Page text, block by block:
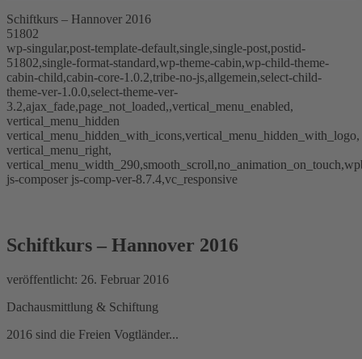
Schiftkurs – Hannover 2016
51802
wp-singular,post-template-default,single,single-post,postid-
51802,single-format-standard,wp-theme-cabin,wp-child-theme-
cabin-child,cabin-core-1.0.2,tribe-no-js,allgemein,select-child-
theme-ver-1.0.0,select-theme-ver-
3.2,ajax_fade,page_not_loaded,,vertical_menu_enabled,
vertical_menu_hidden
vertical_menu_hidden_with_icons,vertical_menu_hidden_with_logo,
vertical_menu_right,
js-composer js-comp-ver-8.7.4,vc_responsive
Schiftkurs – Hannover 2016
veröffentlicht: 26. Februar 2016
Dachausmittlung & Schiftung
2016 sind die Freien Vogtländer...